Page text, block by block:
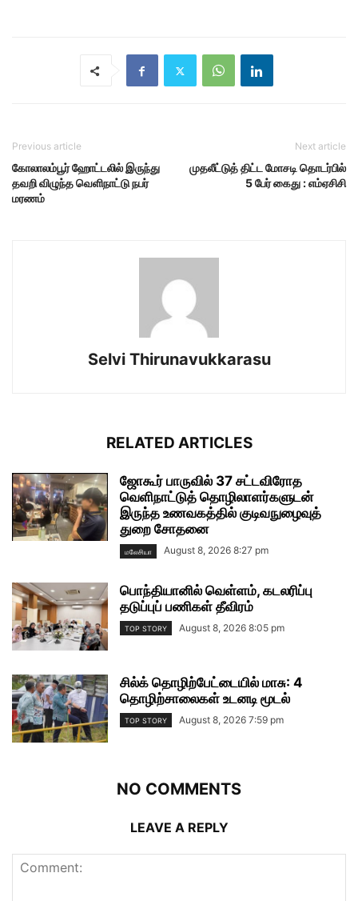
Previous article
கோலாலம்பூர் ஹோட்டலில் இருந்து
தவறி விழுந்த வெளிநாட்டு நபர்
மரணம்
Next article
முதலீட்டுத் திட்ட மோசடி தொடர்பில்
5 பேர் கைது : எம்ஏசிசி
Selvi Thirunavukkarasu
RELATED ARTICLES
ஜோகூர் பாருவில் 37 சட்டவிரோத
வெளிநாட்டுத் தொழிலாளர்களுடன்
இருந்த உணவகத்தில் குடிவநுழைவுத்
துறை சோதனை
மலேசியா August 8, 2026 8:27 pm
பொந்தியானில் வெள்ளம், கடலரிப்பு
தடுப்புப் பணிகள் தீவிரம்
TOP STORY August 8, 2026 8:05 pm
சில்க் தொழிற்பேட்டையில் மாசு: 4
தொழிற்சாலைகள் உடனடி மூடல்
TOP STORY August 8, 2026 7:59 pm
NO COMMENTS
LEAVE A REPLY